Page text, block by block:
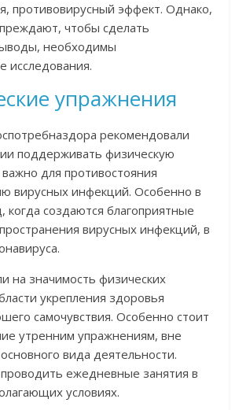
противовирусный эффект. Однако,
чтобы сделать
необходимы
исследования.
упражнения
рекомендовали
поддерживать физическую
важно для противостояния
вирусных инфекций. Особенно в
когда создаются благоприятные
вирусных инфекций, в
на значимость физических
укрепления здоровья
самочувствия. Особенно стоит
утренним упражнениям, вне
вида деятельности.
ежедневные занятия в
условиях.